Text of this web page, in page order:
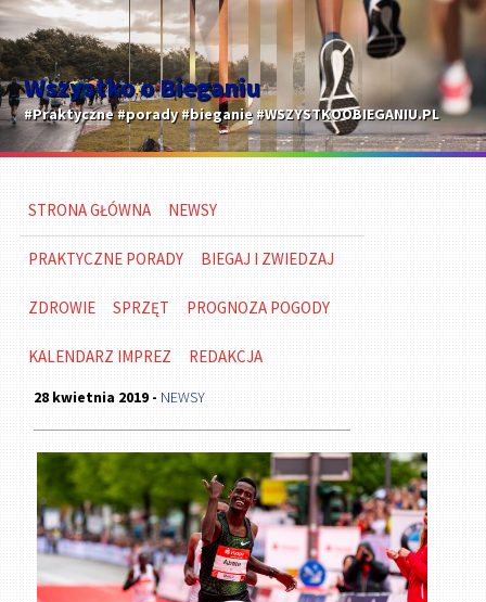
Wszystko o Bieganiu
#Praktyczne #porady #bieganie #WSZYSTKOOBIEGANIU.PL
STRONA GŁÓWNA NEWSY
PRAKTYCZNE PORADY BIEGAJ I ZWIEDZAJ
ZDROWIE SPRZĘT PROGNOZA POGODY
KALENDARZ IMPREZ REDAKCJA
28 kwietnia 2019 - NEWSY